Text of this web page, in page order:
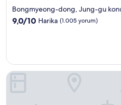
yıldızlı
konaklama
yeri
Bongmyeong-dong, Jung-gu
10
yorum)
9,0/10 Harika (1.005 yorum)
Hotel Onoma Daejeon,